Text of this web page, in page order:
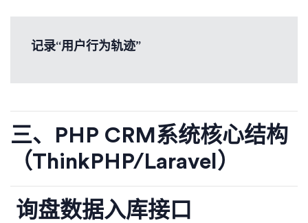
记录“用户行为轨迹”
三、PHP CRM系统核心结构
（ThinkPHP/Laravel）
询盘数据入库接口